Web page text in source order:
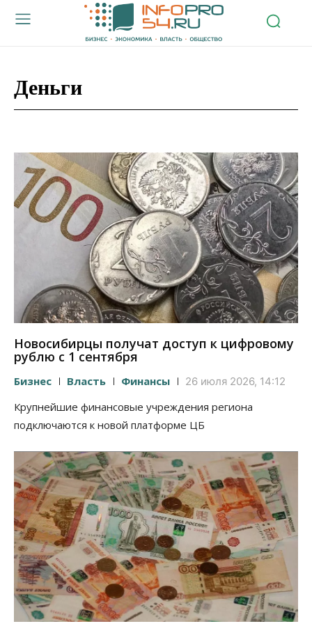
Деньги
Новосибирцы получат доступ к цифровому
рублю с 1 сентября
Бизнес Власть Финансы 26 июля 2026, 14:12
Крупнейшие финансовые учреждения региона
подключаются к новой платформе ЦБ